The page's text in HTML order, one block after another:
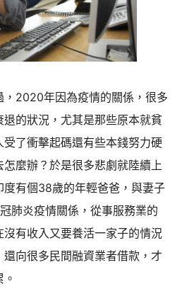
，2020年因為疫情的關係，很多
的狀況，尤其是那些原本就貧
了衝擊起碼還有些本錢努力硬
麼辦？於是很多悲劇就陸續上
有個38歲的年輕爸爸，與妻子
肺炎疫情關係，從事服務業的
有收入又要養活一家子的情況
向很多民間融資業者借款，才